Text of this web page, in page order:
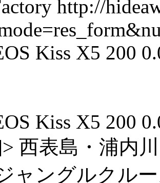
http://
Kiss X5 200
Kiss X5 200
西表島・浦内
ャングルクルー